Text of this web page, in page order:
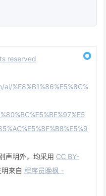
reserved
%E8%B1%86%E5%8C%
声明外，均采用 CC BY-
来自 程序员晚枫 -